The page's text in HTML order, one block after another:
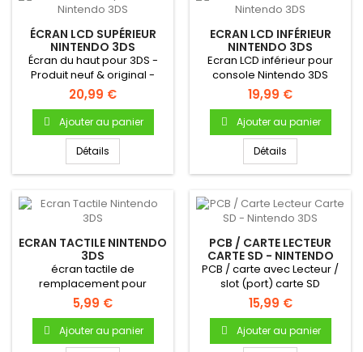
ÉCRAN LCD SUPÉRIEUR
NINTENDO 3DS
Écran du haut pour 3DS -
Produit neuf & original -
Pour la réparation de...
20,99 €
Ajouter au panier
Détails
ECRAN LCD INFÉRIEUR
NINTENDO 3DS
Ecran LCD inférieur pour
console Nintendo 3DS
19,99 €
Ajouter au panier
Détails
ECRAN TACTILE NINTENDO
3DS
écran tactile de
remplacement pour
console Nintendo 3DS
5,99 €
Ajouter au panier
PCB / CARTE LECTEUR
CARTE SD - NINTENDO
3DS
PCB / carte avec Lecteur /
slot (port) carte SD
15,99 €
Ajouter au panier